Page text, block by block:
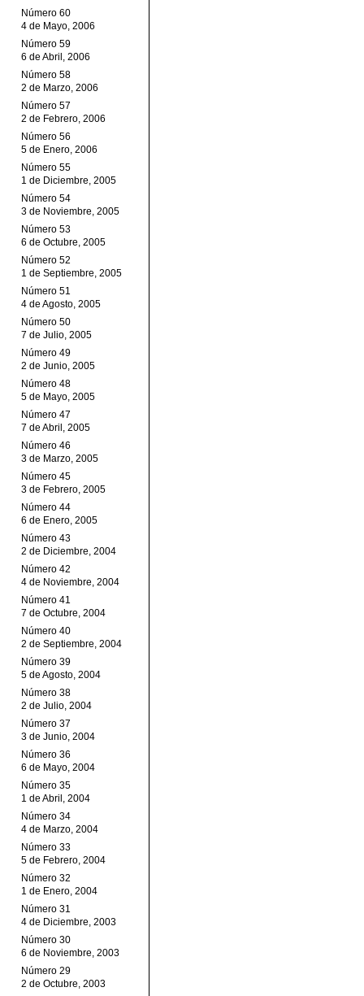
Número 60
4 de Mayo, 2006
Número 59
6 de Abril, 2006
Número 58
2 de Marzo, 2006
Número 57
2 de Febrero, 2006
Número 56
5 de Enero, 2006
Número 55
1 de Diciembre, 2005
Número 54
3 de Noviembre, 2005
Número 53
6 de Octubre, 2005
Número 52
1 de Septiembre, 2005
Número 51
4 de Agosto, 2005
Número 50
7 de Julio, 2005
Número 49
2 de Junio, 2005
Número 48
5 de Mayo, 2005
Número 47
7 de Abril, 2005
Número 46
3 de Marzo, 2005
Número 45
3 de Febrero, 2005
Número 44
6 de Enero, 2005
Número 43
2 de Diciembre, 2004
Número 42
4 de Noviembre, 2004
Número 41
7 de Octubre, 2004
Número 40
2 de Septiembre, 2004
Número 39
5 de Agosto, 2004
Número 38
2 de Julio, 2004
Número 37
3 de Junio, 2004
Número 36
6 de Mayo, 2004
Número 35
1 de Abril, 2004
Número 34
4 de Marzo, 2004
Número 33
5 de Febrero, 2004
Número 32
1 de Enero, 2004
Número 31
4 de Diciembre, 2003
Número 30
6 de Noviembre, 2003
Número 29
2 de Octubre, 2003